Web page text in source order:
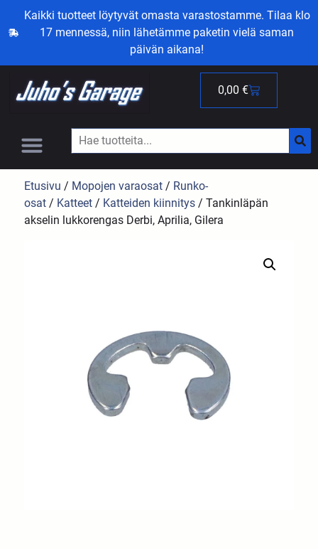
Kaikki tuotteet löytyvät omasta varastostamme. Tilaa klo
17 mennessä, niin lähetämme paketin vielä saman
päivän aikana!
0,00 €
Etusivu / Mopojen varaosat / Runko-
osat / Katteet / Katteiden kiinnitys / Tankinläpän
akselin lukkorengas Derbi, Aprilia, Gilera